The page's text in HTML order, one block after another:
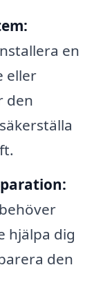
en
eller
den
hjälpa dig
den